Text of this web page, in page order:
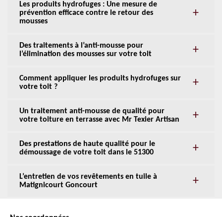
Les produits hydrofuges : Une mesure de
prévention efficace contre le retour des
mousses
Des traitements à l’anti-mousse pour
l’élimination des mousses sur votre toit
Comment appliquer les produits hydrofuges sur
votre toit ?
Un traitement anti-mousse de qualité pour
votre toiture en terrasse avec Mr Texier Artisan
Des prestations de haute qualité pour le
démoussage de votre toit dans le 51300
L’entretien de vos revêtements en tuile à
Matignicourt Goncourt